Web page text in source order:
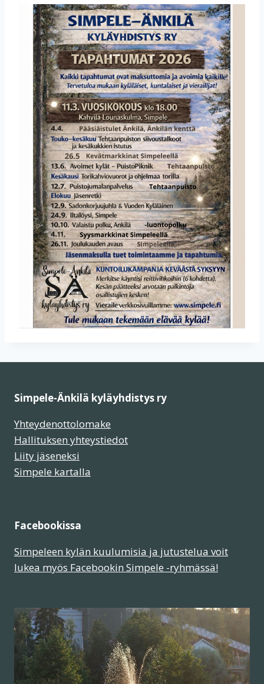
Simpele-Änkilä kyläyhdistys ry
Yhteydenottolomake
Hallituksen yhteystiedot
Liity jäseneksi
Simpele kartalla
Facebookissa
Simpeleen kylän kuulumisia ja jutustelua voit
lukea myös Facebookin Simpele -ryhmässä!